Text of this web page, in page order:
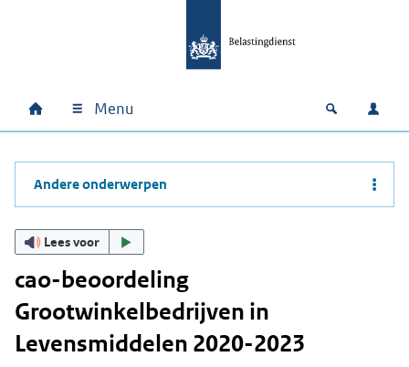
Hoofdnavigatie
Home Menu Open
Andere onderwerpen
Lees voor
cao-beoordeling
Grootwinkelbedrijven in
Levensmiddelen 2020-2023